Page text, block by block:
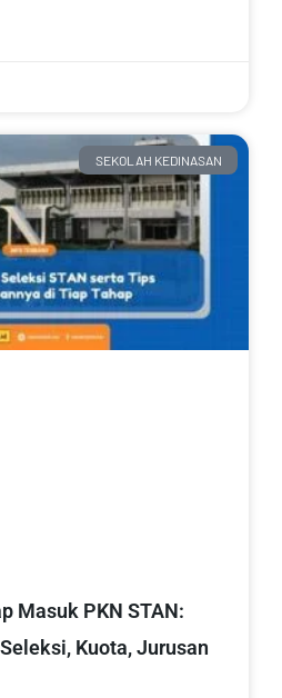
SEKOLAH KEDINASAN
Masuk PKN STAN:
Kuota, Jurusan